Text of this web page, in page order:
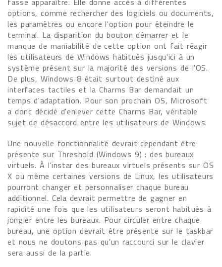
options, comme rechercher des logiciels ou documents,
les paramètres ou encore l'option pour éteindre le
terminal. La disparition du bouton démarrer et le
manque de maniabilité de cette option ont fait réagir
les utilisateurs de Windows habitués jusqu'ici à un
système présent sur la majorité des versions de l'OS.
De plus, Windows 8 était surtout destiné aux
interfaces tactiles et la Charms Bar demandait un
temps d'adaptation. Pour son prochain OS, Microsoft
a donc décidé d'enlever cette Charms Bar, véritable
sujet de désaccord entre les utilisateurs de Windows.
Une nouvelle fonctionnalité devrait cependant être
présente sur Threshold (Windows 9) : des bureaux
virtuels. À l'instar des bureaux virtuels présents sur OS
X ou même certaines versions de Linux, les utilisateurs
pourront changer et personnaliser chaque bureau
additionnel. Cela devrait permettre de gagner en
rapidité une fois que les utilisateurs seront habitués à
jongler entre les bureaux. Pour circuler entre chaque
bureau, une option devrait être présente sur le taskbar
et nous ne doutons pas qu'un raccourci sur le clavier
sera aussi de la partie.